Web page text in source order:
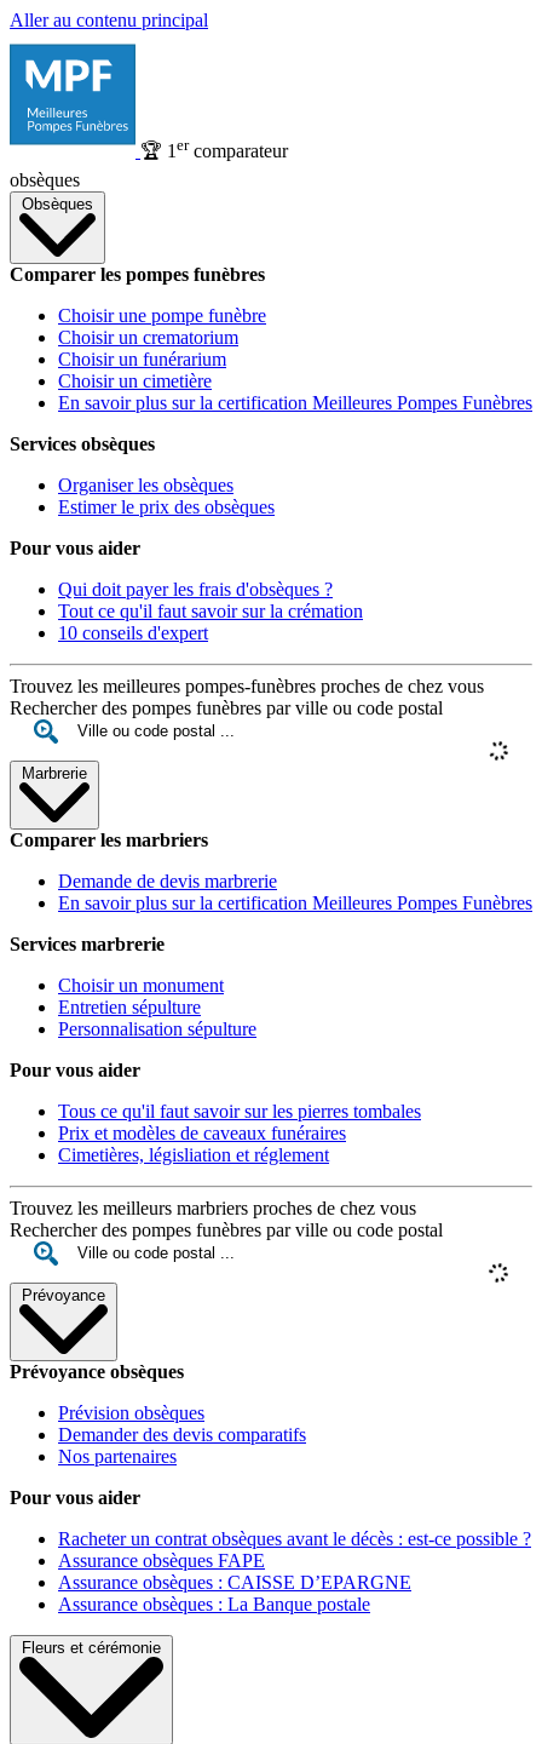
Aller au contenu principal
🏆 1 ercomparateur
obsèques
Obsèques
Comparer les pompes funèbres
Choisir une pompe funèbre
Choisir un crematorium
Choisir un funérarium
Choisir un cimetière
En savoir plus sur la certification Meilleures Pompes Funèbres
Services obsèques
Organiser les obsèques
Estimer le prix des obsèques
Pour vous aider
Qui doit payer les frais d'obsèques ?
Tout ce qu'il faut savoir sur la crémation
10 conseils d'expert
Trouvez les meilleures pompes-funèbres proches de chez vous
Rechercher des pompes funèbres par ville ou code postal
Marbrerie
Comparer les marbriers
Demande de devis marbrerie
En savoir plus sur la certification Meilleures Pompes Funèbres
Services marbrerie
Choisir un monument
Entretien sépulture
Personnalisation sépulture
Pour vous aider
Tous ce qu'il faut savoir sur les pierres tombales
Prix et modèles de caveaux funéraires
Cimetières, législiation et réglement
Trouvez les meilleurs marbriers proches de chez vous
Rechercher des pompes funèbres par ville ou code postal
Prévoyance
Prévoyance obsèques
Prévision obsèques
Demander des devis comparatifs
Nos partenaires
Pour vous aider
Racheter un contrat obsèques avant le décès : est-ce possible ?
Assurance obsèques FAPE
Assurance obsèques : CAISSE D’EPARGNE
Assurance obsèques : La Banque postale
Fleurs et cérémonie